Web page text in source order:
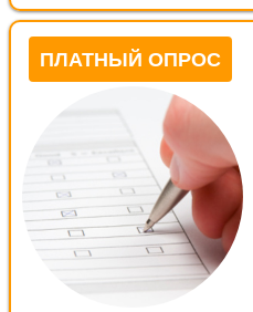
ПЛАТНЫЙ ОПРОС